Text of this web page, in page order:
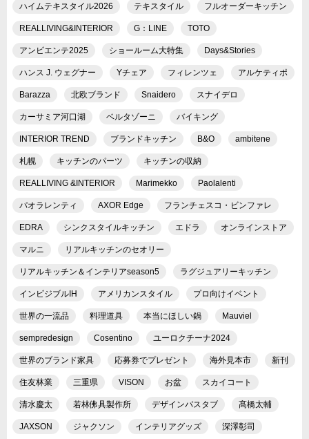
ハイムテキスタイル2026 テキスタイル フルオーダーキッチン
REALLIVING&INTERIOR G：LINE TOTO
アンビエンテ2025 ショールーム大特集 Days&Stories
ハンス J. ウェグナー Yチェア フィレンツェ アルケティポ
Barazza 北欧ブランド Snaidero スナイデロ
カーサミア河口湖 ベルタゾーニ バイキング
INTERIOR TREND ブランドキッチン B&O ambitene
札幌 キッチンのパーツ キッチンの収納
REALLIVING &INTERIOR Marimekko Paolalenti
パオラレンティ AXOR Edge フランチェスコ・ビンファレ
EDRA シンクスタイルキッチン エドラ オンラインストア
マルニ リアルキッチンのセオリー
リアルキッチン＆インテリアseason5 ラグジュアリーキッチン
インビジブルIH アメリカンスタイル プロ向けイベント
世界の一流品 料理道具 本当にほしい鍋 Mauviel
sempredesign Cosentino ユーロクチーナ2024
世界のブランド家具 応募券でプレゼント 海外見本市 新刊
住友林業 三重県 VISON お盆 スカイコート
清水慶太 若林佛具製作所 デザインバスタブ 髙橋太輔
JAXSON ジャクソン インテリアグッズ 深澤彰司